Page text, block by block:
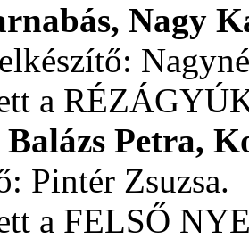
Nagy
a
Petra,
Pintér Zsuzsa.
a FELSŐ